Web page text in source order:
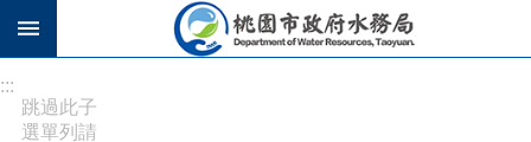
跳到主要內容區塊
階
搜
:::
跳過此子
選單列請